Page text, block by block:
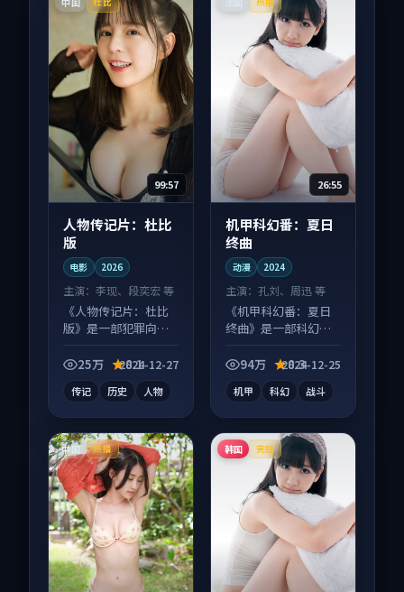
99:57
人物传记片：杜比
版
电影 2026
主演： 李现、段奕宏 等
《人物传记片：杜比
版》是一部犯罪向电
层推进，尾声常有情
25万 8.1
2024-12-27
传记 历史 人物
26:55
机甲科幻番：夏日
终曲
动漫 2024
主演：孔刘、周迅 等
《机甲科幻番：夏日
终曲》是一部科幻向
度高，适合配弹幕观
94万 8.3
2024-12-25
机甲 科幻 战斗
中国 热播 韩国 完结